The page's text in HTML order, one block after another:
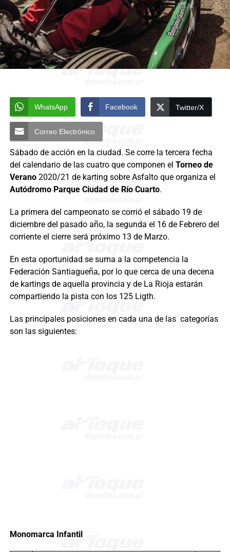
WhatsApp Facebook Twitter/X
Correo Electrónico
Sábado de acción en la ciudad. Se corre la tercera fecha
del calendario de las cuatro que componen el Torneo de
Verano2020/21 de karting sobre Asfalto que organiza el
Autódromo Parque Ciudad de Río Cuarto.
La primera del campeonato se corrió el sábado 19 de
diciembre del pasado año, la segunda el 16 de Febrero del
corriente el cierre será próximo 13 de Marzo.
En esta oportunidad se suma a la competencia la
Federación Santiagueña, por lo que cerca de una decena
de kartings de aquella provincia y de La Rioja estarán
compartiendo la pista con los 125 Ligth.
Las principales posiciones en cada una de las categorías
son las siguientes:
Monomarca Infantil